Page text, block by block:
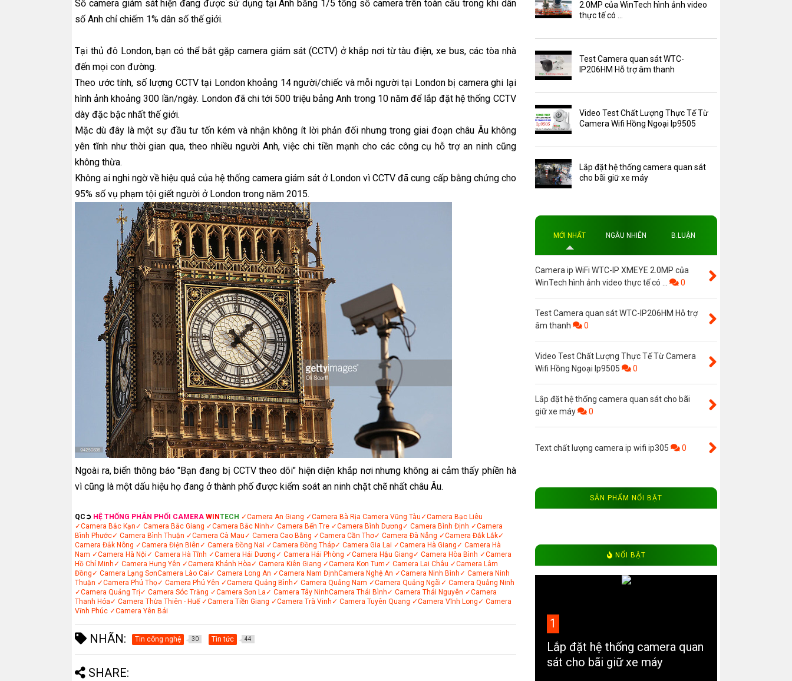
Số camera giám sát hiện đang được sử dụng tại Anh bằng 1/5 tổng số camera trên toàn cầu trong khi dân
số Anh chỉ chiếm 1% dân số thế giới.
Tại thủ đô London, bạn có thể bắt gặp camera giám sát (CCTV) ở khắp nơi từ tàu điện, xe bus, các tòa nhà
đến mọi con đường.
Theo ước tính, số lượng CCTV tại London khoảng 14 người/chiếc và mỗi người tại London bị camera ghi lại
hình ảnh khoảng 300 lần/ngày. London đã chi tới 500 triệu bảng Anh trong 10 năm để lắp đặt hệ thống CCTV
dày đặc bậc nhất thế giới.
Mặc dù đây là một sự đầu tư tốn kém và nhận không ít lời phản đối nhưng trong giai đoạn châu Âu không
yên tĩnh như thời gian qua, theo nhiều người Anh, việc chi tiền mạnh cho các công cụ hỗ trợ an ninh cũng
không thừa.
Không ai nghi ngờ về hiệu quả của hệ thống camera giám sát ở London vì CCTV đã cung cấp bằng chứng cho
95% số vụ phạm tội giết người ở London trong năm 2015.
Ngoài ra, biển thông báo "Bạn đang bị CCTV theo dõi" hiện diện khắp nơi nhưng không ai cảm thấy phiền hà
vì cũng là một dấu hiệu họ đang ở thành phố được kiểm soát an ninh chặt chẽ nhất châu Âu.
QC➲ HỆ THỐNG PHÂN PHỐI CAMERA WINTECH ✓Camera An Giang ✓Camera Bà Rịa Camera Vũng Tàu ✓Camera Bạc Liêu
✓Camera Bắc Kạn ✓ Camera Bắc Giang ✓Camera Bắc Ninh ✓ Camera Bến Tre ✓Camera Bình Dương ✓ Camera Bình Định ✓Camera
Bình Phước✓ Camera Bình Thuận ✓Camera Cà Mau ✓ Camera Cao Bằng ✓Camera Cần Thơ✓ Camera Đà Nẵng ✓Camera Đắk Lắk✓
Camera Đắk Nông ✓Camera Điện Biên ✓ Camera Đồng Nai ✓Camera Đồng Tháp✓ Camera Gia Lai ✓Camera Hà Giang ✓ Camera Hà
Nam ✓Camera Hà Nội ✓ Camera Hà Tĩnh ✓Camera Hải Dương ✓ Camera Hải Phòng ✓Camera Hậu Giang ✓ Camera Hòa Bình ✓Camera
Hồ Chí Minh ✓ Camera Hưng Yên ✓Camera Khánh Hòa ✓ Camera Kiên Giang ✓Camera Kon Tum ✓ Camera Lai Châu ✓Camera Lâm
Đồng ✓ Camera Lạng SơnCamera Lào Cai ✓ Camera Long An ✓Camera Nam ĐịnhCamera Nghệ An ✓Camera Ninh Bình ✓ Camera Ninh
Thuận ✓Camera Phú Thọ✓ Camera Phú Yên ✓Camera Quảng Bình ✓ Camera Quảng Nam ✓Camera Quảng Ngãi ✓ Camera Quảng Ninh
✓Camera Quảng Trị ✓ Camera Sóc Trăng ✓Camera Sơn La ✓ Camera Tây NinhCamera Thái Bình ✓ Camera Thái Nguyên ✓Camera
Thanh Hóa ✓ Camera Thừa Thiên - Huế ✓Camera Tiền Giang ✓Camera Trà Vinh ✓ Camera Tuyên Quang ✓Camera Vĩnh Long ✓ Camera
Vĩnh Phúc ✓Camera Yên Bái
NHÃN: Tin công nghệ 30 Tin tức 44
SHARE:
Camera Zoom
Pin Sạc dự phòng AKwell
Thông báo
Thẻ nhớ 32GB
Thẻ nhớ 64GB
Thủ thuật
Độ phân giải 4MP
2.0MP của WinTech hình ảnh video
thực tế có ...
Test Camera quan sát WTC-
IP206HM Hỗ trợ âm thanh
Video Test Chất Lượng Thực Tế Từ
Camera Wifi Hồng Ngoại Ip9505
Lắp đặt hệ thống camera quan sát
cho bãi giữ xe máy
MỚI NHẤT NGẪU NHIÊN B.LUẬN
Camera ip WiFi WTC-IP XMEYE 2.0MP của
WinTech hình ảnh video thực tế có ...
0
Test Camera quan sát WTC-IP206HM Hỗ trợ
âm thanh
0
Video Test Chất Lượng Thực Tế Từ Camera
Wifi Hồng Ngoại Ip9505
0
Lắp đặt hệ thống camera quan sát cho bãi
giữ xe máy
0
Text chất lượng camera ip wifi ip305 0
SẢN PHẨM NỔI BẬT
NỔI BẬT
1
Lắp đặt hệ thống camera quan
sát cho bãi giữ xe máy